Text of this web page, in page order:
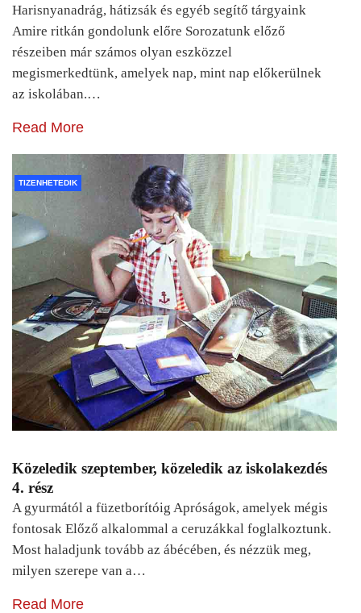
Harisnyanadrág, hátizsák és egyéb segítő tárgyaink
Amire ritkán gondolunk előre Sorozatunk előző
részeiben már számos olyan eszközzel
megismerkedtünk, amelyek nap, mint nap előkerülnek
az iskolában.…
Read More
TIZENHETEDIK
Közeledik szeptember, közeledik az iskolakezdés
4. rész
A gyurmától a füzetborítóig Apróságok, amelyek mégis
fontosak Előző alkalommal a ceruzákkal foglalkoztunk.
Most haladjunk tovább az ábécében, és nézzük meg,
milyen szerepe van a…
Read More